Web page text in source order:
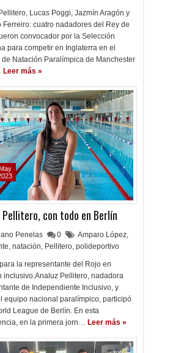
Lucas Poggi, Jazmín Aragón y
Ferreiro: cuatro nadadores del Rey de
convocador por la Selección
para competir en Inglaterra en el
de Natación Paralímpica de Manchester
Leer más »
Pellitero, con todo en Berlín
Penelas 0 Amparo López,
, natación, Pellitero, polideportivo
la representante del Rojo en
inclusivo.Analuz Pellitero, nadadora
de Independiente Inclusivo, y
equipo nacional paralímpico, participó
League de Berlín. En esta
en la primera jorn… Leer más »
May